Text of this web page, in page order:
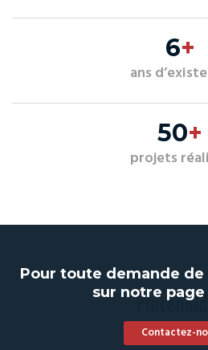
6+
ans
50+
projets
Pour toute demande de
sur notre
Contactez-